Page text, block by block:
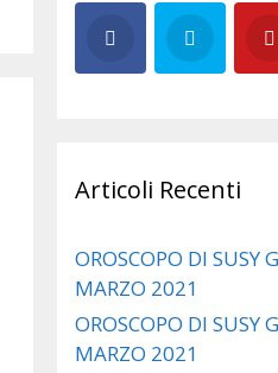
Articoli Recenti
OROSCOPO DI SUSY
MARZO 2021
OROSCOPO DI SUSY
MARZO 2021